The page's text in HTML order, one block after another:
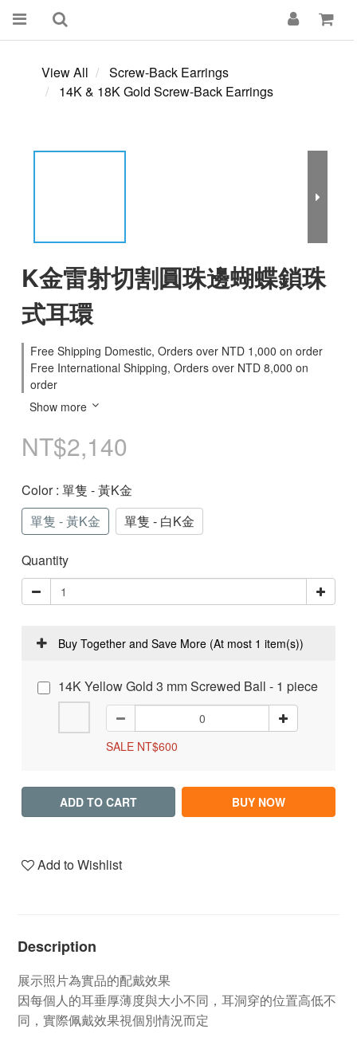
View All
Screw-Back Earrings
14K & 18K Gold Screw-Back Earrings
K金雷射切割圓珠邊蝴蝶鎖珠
式耳環
Free Shipping Domestic, Orders over NTD 1,000 on order
Free International Shipping, Orders over NTD 8,000 on
order
Show more
NT$2,140
Color: 單隻 - 黃K金
單隻 - 黃K金
單隻 - 白K金
Quantity
Buy Together and Save More (At most 1 item(s))
14K Yellow Gold 3 mm Screwed Ball - 1 piece
SALE NT$600
ADD TO CART BUY NOW
Add to Wishlist
Description
展示照片為實品的配戴效果
因每個人的耳垂厚薄度與大小不同，耳洞穿的位置高低不
同，實際佩戴效果視個別情況而定